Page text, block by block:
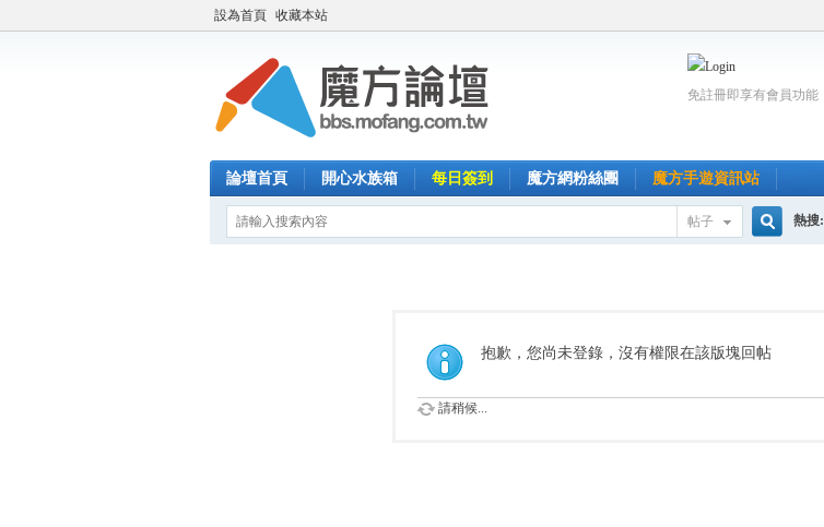
設為首頁 收藏本站
免註冊即享有會員功能
論壇首頁 開心水族箱 每日簽到 魔方網粉絲團 魔方手遊資訊站
帖子
索
熱搜:
抱歉，您尚未登錄，沒有權限在該版塊回帖
請稍候...